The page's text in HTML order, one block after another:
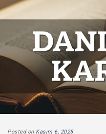
Posted on Kasım 6, 2025